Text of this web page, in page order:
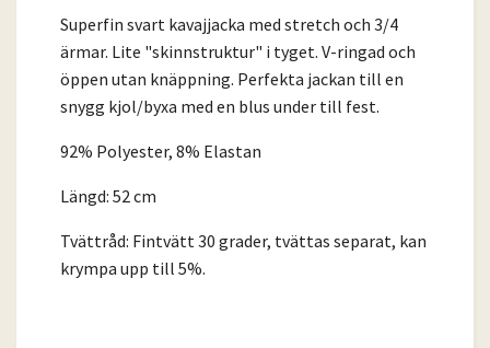
Superfin svart kavajjacka med stretch och 3/4
ärmar. Lite "skinnstruktur" i tyget. V-ringad och
öppen utan knäppning. Perfekta jackan till en
snygg kjol/byxa med en blus under till fest.
92% Polyester, 8% Elastan
Längd: 52 cm
Tvättråd: Fintvätt 30 grader, tvättas separat, kan
krympa upp till 5%.